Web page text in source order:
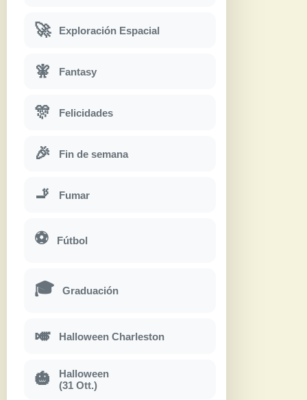
🚀 Exploración Espacial
🧚 Fantasy
🎊 Felicidades
🎉 Fin de semana
🚬 Fumar
⚽ Fútbol
🎓 Graduación
🎺 Halloween Charleston
🎃
Halloween
(31 Ott.)